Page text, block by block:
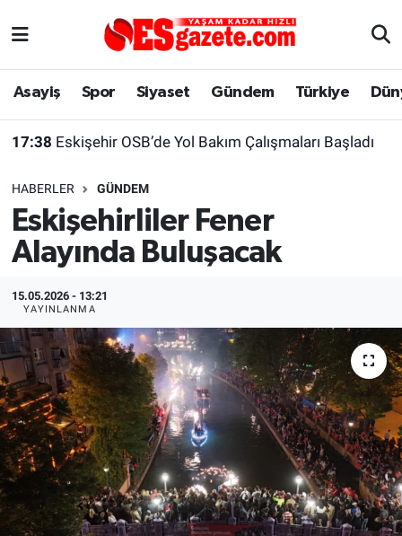
Asayiş Spor Siyaset Gündem Türkiye
17:38 Eskişehir OSB’de Yol Bakım Çalışmaları Başladı
HABERLER GÜNDEM
Eskişehirliler Fener
Alayında Buluşacak
15.05.2026 - 13:21
YAYINLANMA
Asayiş
Gündem
Türkiye
Dünya
Sağlık
Alış-Veriş/İş dünyası
Yaşam
Eskişehirspor Arşivi
Eskişehir Arşivi
Röportaj
Ekonomi
Kültür Sanat
Politika
Bilecik
Kütahya
Eskişehir Nöbetçi Eczaneler
Süper Lig Puan Durumu ve Fikstür
Tüm Manşetler
Son Dakika Haberleri
Haber Arşivi